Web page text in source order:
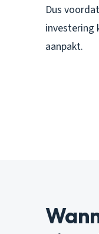
Dus
investering
aanpakt.